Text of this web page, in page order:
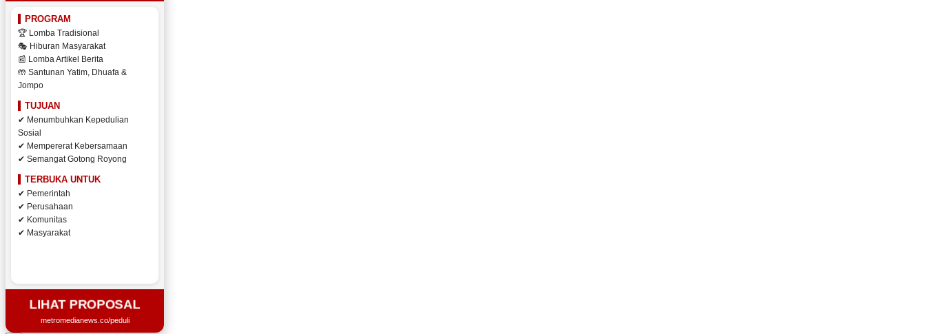
PROGRAM
🏆 Lomba Tradisional
🎭 Hiburan Masyarakat
📰 Lomba Artikel Berita
🤲 Santunan Yatim, Dhuafa &
Jompo
TUJUAN
✔ Menumbuhkan Kepedulian
Sosial
✔ Mempererat Kebersamaan
✔ Semangat Gotong Royong
TERBUKA UNTUK
✔ Pemerintah
✔ Perusahaan
✔ Komunitas
✔ Masyarakat
LIHAT PROPOSAL
metromedianews.co/peduli